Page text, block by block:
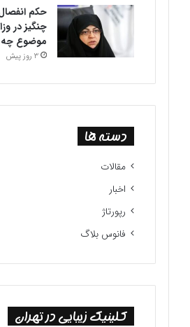
حکم
چنگیز در
موضوع چه
3 روز پیش
دسته ها
مقالات
اخبار
رپورتاژ
فانوس بلاگ
کلینیک زیبایی در تهران